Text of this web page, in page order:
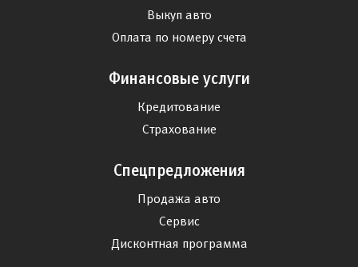
Выкуп авто
Оплата по номеру счета
Финансовые услуги
Кредитование
Страхование
Спецпредложения
Продажа авто
Сервис
Дисконтная программа